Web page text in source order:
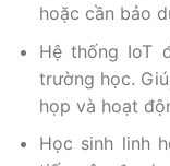
hoặc cần bảo
Hệ thống IoT
trường học.
họp và hoạt
Học sinh linh